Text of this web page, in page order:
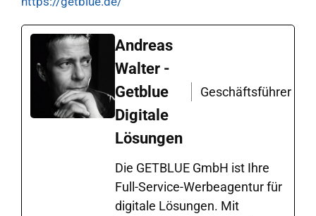
Andreas
Walter -
Getblue
Digitale
Lösungen
Geschäftsführer
Die GETBLUE GmbH ist Ihre
Full-Service-Werbeagentur für
digitale Lösungen. Mit